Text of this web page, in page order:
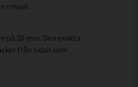
trivsel.
på 20 mm. Den exakta
från sidan som